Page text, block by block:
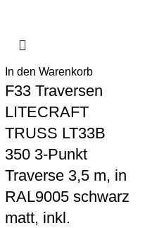
In den Warenkorb
F33 Traversen
LITECRAFT
TRUSS LT33B
350 3-Punkt
Traverse 3,5 m, in
RAL9005 schwarz
matt, inkl.